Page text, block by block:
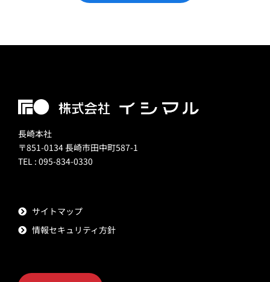
長崎本社
〒851-0134 長崎市田中町587-1
TEL : 095-834-0330
サイトマップ
情報セキュリティ方針